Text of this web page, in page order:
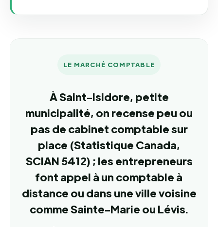
LE MARCHÉ COMPTABLE
À Saint-Isidore, petite
municipalité, on recense peu ou
pas de cabinet comptable sur
place (Statistique Canada,
SCIAN 5412) ; les entrepreneurs
font appel à un comptable à
distance ou dans une ville voisine
comme Sainte-Marie ou Lévis.